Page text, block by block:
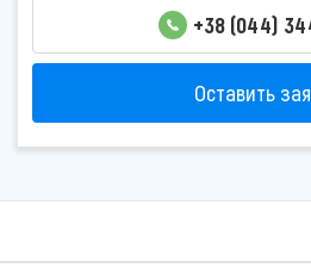
+38 (044)
Оставить